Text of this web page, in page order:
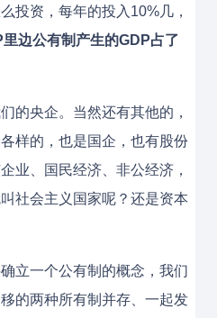
投资，每年的投入10%几，
边公有制产生的GDP占了
的央企。当然还有其他的，
样的，也是国企，也有股份
业、国民经济、非公经济，
社会主义国家呢？还是资本
立一个公有制的概念，我们
的两种所有制并存、一起发